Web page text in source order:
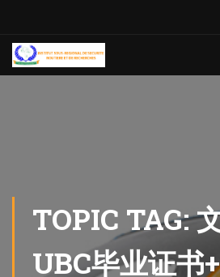
TOPIC TAG:
UBC毕业证书